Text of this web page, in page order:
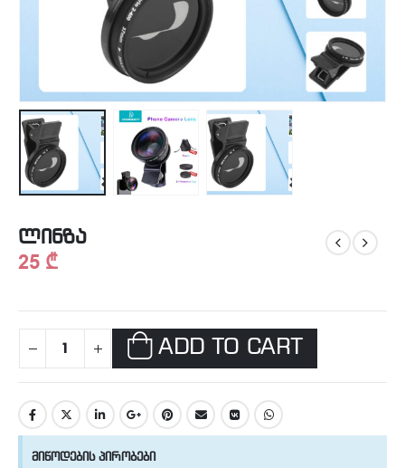
ლინზა
25 ₾
ADD TO CART
მიწოდების პირობები